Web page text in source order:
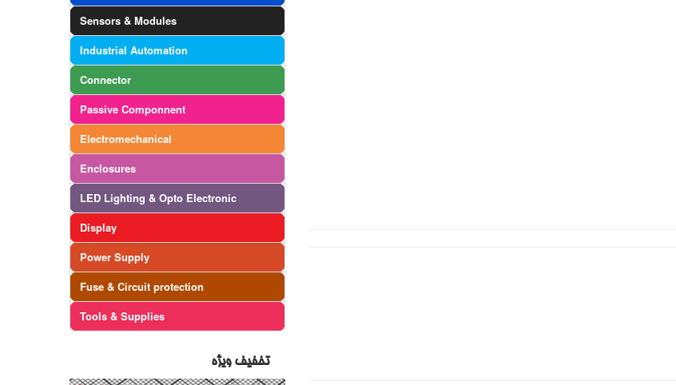
Sensors & Modules
Industrial Automation
Connector
Passive Componnent
Electromechanical
Enclosures
LED Lighting & Opto Electronic
Display
Power Supply
Fuse & Circuit protection
Tools & Supplies
تخفیف ویژه